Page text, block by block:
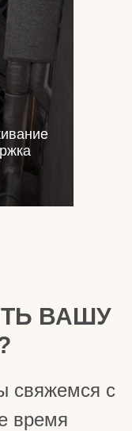
ВАШУ
свяжемся с
время